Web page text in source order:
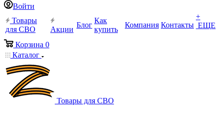
Войти
Товары
для СВО
Акции
Блог
Как
купить
Компания Контакты
+
ЕЩЕ
Корзина 0
Каталог
Товары для СВО